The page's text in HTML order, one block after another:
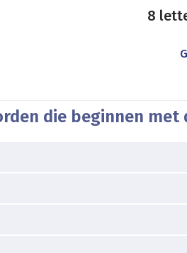
8
die beginnen